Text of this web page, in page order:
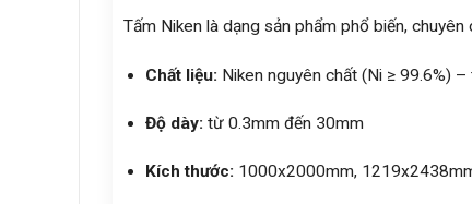
Tấm Niken là dạng sản phẩm phổ biến,
Chất liệu: Niken nguyên chất (Ni ≥ 99.6%)
Độ dày: từ 0.3mm đến 30mm
Kích thước: 1000x2000mm,